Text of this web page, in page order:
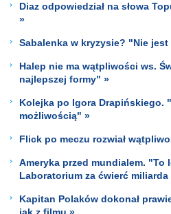
Diaz odpowiedział na słowa
»
Sabalenka w kryzysie? "Nie
Halep nie ma wątpliwości ws.
najlepszej formy" »
Kolejka po Igora Drapińskiego.
możliwością" »
Flick po meczu rozwiał
Ameryka przed mundialem. "To
Laboratorium za ćwierć
Kapitan Polaków dokonał
jak z filmu »